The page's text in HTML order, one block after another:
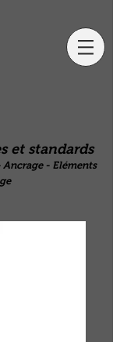
et standards
- Eléments